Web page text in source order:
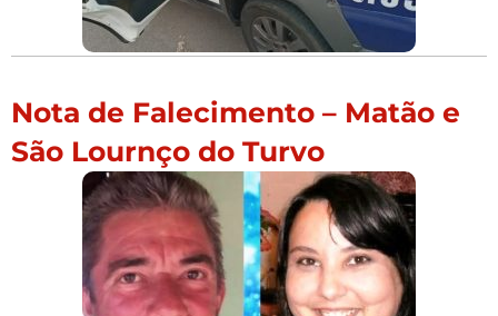
Nota de Falecimento – Matão e
São Lournço do Turvo